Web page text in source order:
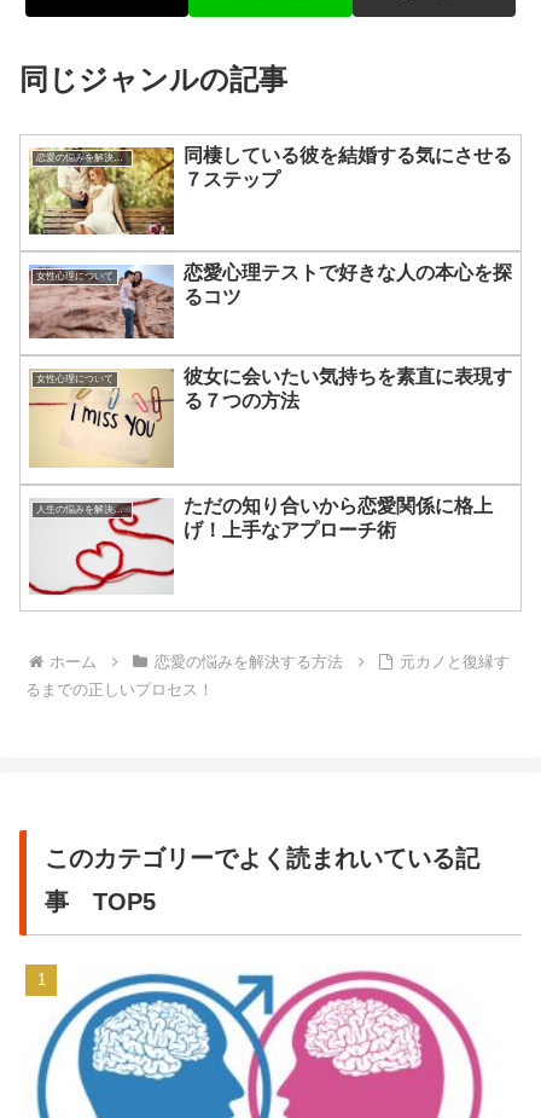
同じジャンルの記事
恋愛の悩みを解決する方法
同棲している彼を結婚する気にさせる
７ステップ
女性心理について
恋愛心理テストで好きな人の本心を探
るコツ
女性心理について
彼女に会いたい気持ちを素直に表現す
る７つの方法
人生の悩みを解決する方法
ただの知り合いから恋愛関係に格上
げ！上手なアプローチ術
ホーム 恋愛の悩みを解決する方法
元カノと復縁す
るまでの正しいプロセス！
このカテゴリーでよく読まれいている記
事 TOP5